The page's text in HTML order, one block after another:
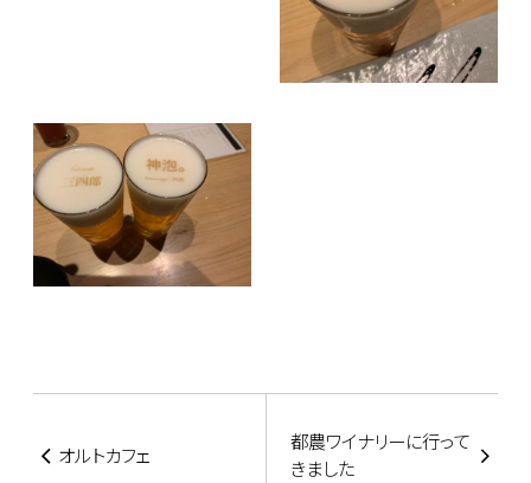
オルトカフェ
都農ワイナリーに行って
きました